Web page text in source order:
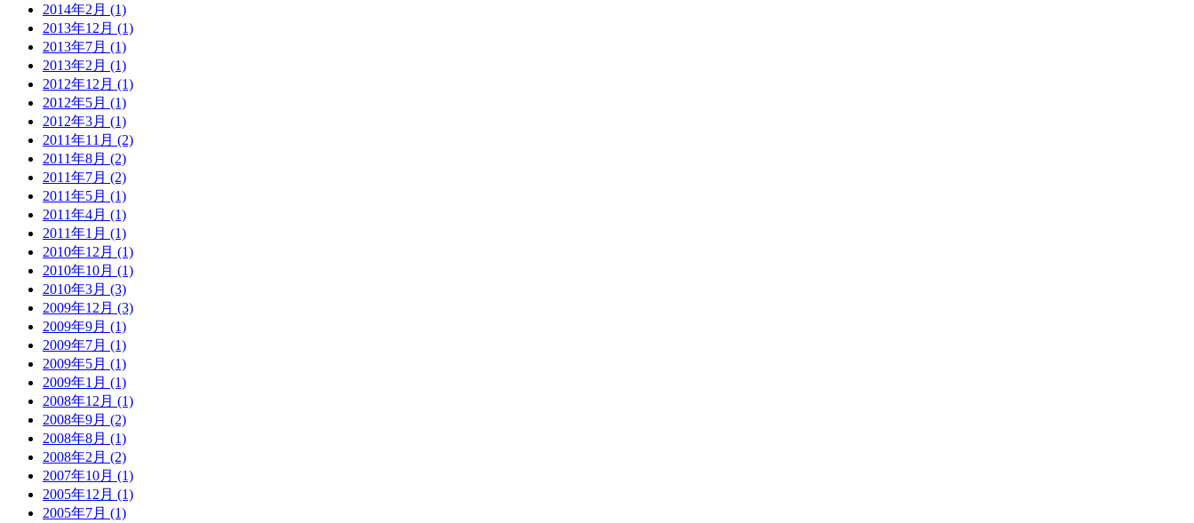
2014年2月 (1)
2013年12月 (1)
2013年7月 (1)
2013年2月 (1)
2012年12月 (1)
2012年5月 (1)
2012年3月 (1)
2011年11月 (2)
2011年8月 (2)
2011年7月 (2)
2011年5月 (1)
2011年4月 (1)
2011年1月 (1)
2010年12月 (1)
2010年10月 (1)
2010年3月 (3)
2009年12月 (3)
2009年9月 (1)
2009年7月 (1)
2009年5月 (1)
2009年1月 (1)
2008年12月 (1)
2008年9月 (2)
2008年8月 (1)
2008年2月 (2)
2007年10月 (1)
2005年12月 (1)
2005年7月 (1)